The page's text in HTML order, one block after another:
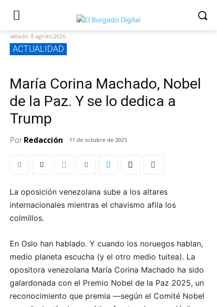
sábado, 8 agosto,2026
ACTUALIDAD
María Corina Machado, Nobel
de la Paz. Y se lo dedica a
Trump
PorRedacción 11 de octubre de 2025
La oposición venezolana sube a los altares
internacionales mientras el chavismo afila los
colmillos.
En Oslo han hablado. Y cuando los noruegos hablan,
medio planeta escucha (y el otro medio tuitea). La
opositora venezolana María Corina Machado ha sido
galardonada con el Premio Nobel de la Paz 2025, un
reconocimiento que premia —según el Comité Nobel